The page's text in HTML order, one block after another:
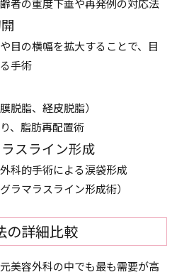
者の重度下垂や再発例の対応法
目の横幅を拡大することで、目
手術
脱脂、経皮脱脂）
、脂肪再配置術
スライン形成
科的手術による涙袋形成
ラマラスライン形成術）
の詳細比較
美容外科の中でも最も需要が高